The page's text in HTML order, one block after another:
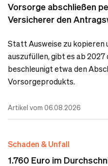
Vorsorge abschließen
Versicherer den
Statt Ausweise zu kopieren
auszufüllen, gibt es ab 2027
beschleunigt etwa den
Vorsorgeprodukts.
Artikel vom 06.08.2026
Schaden & Unfall
1.760 Euro im